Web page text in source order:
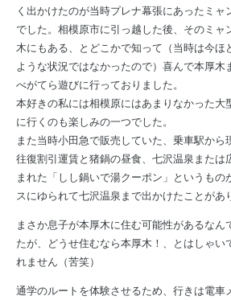
く出かけたのが当時プレナ幕張にあったミャ
でした。相模原市に引っ越した後、そのミャ
木にもある、とどこかで知って（当時は今ほ
ような状況ではなかったので）喜んで本厚木
べがてら遊びに行っておりました。
本好きの私には相模原にはあまりなかった大
に行くのも楽しみの一つでした。
また当時小田急で販売していた、乗車駅から
往復割引運賃と猪鍋の昼食、七沢温泉または
まれた「しし鍋いで湯クーポン」というもの
スにゆられて七沢温泉まで出かけたことがあ
まさか息子が本厚木に住む可能性があるなん
たが、どうせ住むなら本厚木！、とはしゃい
れません（苦笑）
通学のルートを体験させるため、行きは電車